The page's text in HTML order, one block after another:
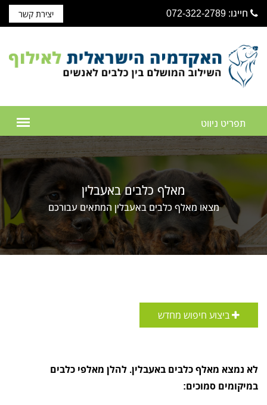
חייגו: 072-322-2789 יצירת קשר
מאלף כלבים באעבלין
מצאו מאלף כלבים באעבלין המתאים עבורכם
ביצוע חיפוש מחדש
לא נמצא מאלף כלבים באעבלין. להלן מאלפי כלבים
במיקומים סמוכים: